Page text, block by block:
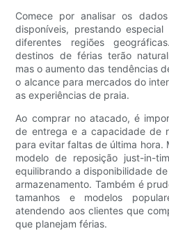
Comece por analisar os
disponíveis, prestando
diferentes regiões
destinos de férias terão
mas o aumento das tendências
o alcance para mercados do
as experiências de praia.
Ao comprar no atacado, é
de entrega e a capacidade de
para evitar faltas de última hora.
modelo de reposição just-in-
equilibrando a disponibilidade
armazenamento. Também é
tamanhos e modelos
atendendo aos clientes que
que planejam férias.